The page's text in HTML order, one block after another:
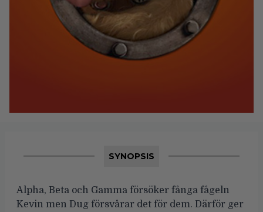
SYNOPSIS
Alpha, Beta och Gamma försöker fånga fågeln
Kevin men Dug försvårar det för dem. Därför ger